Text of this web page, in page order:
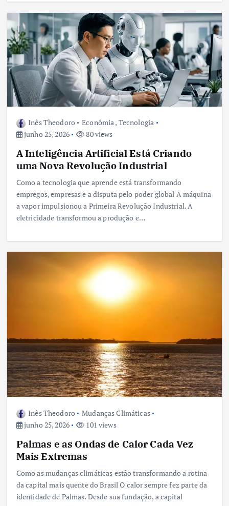
Inês Theodoro Econômia, Tecnologia
junho 25, 2026
80 views
A Inteligência Artificial Está Criando
uma Nova Revolução Industrial
Como a tecnologia que aprende está transformando
empregos, empresas e a disputa pelo poder global A máquina
a vapor impulsionou a Primeira Revolução Industrial. A
eletricidade transformou a produção e…
Inês Theodoro
Mudanças Climáticas
junho 25, 2026
101 views
Palmas e as Ondas de Calor Cada Vez
Mais Extremas
Como as mudanças climáticas estão transformando a rotina
da capital mais quente do Brasil O calor sempre fez parte da
identidade de Palmas. Desde sua fundação, a capital